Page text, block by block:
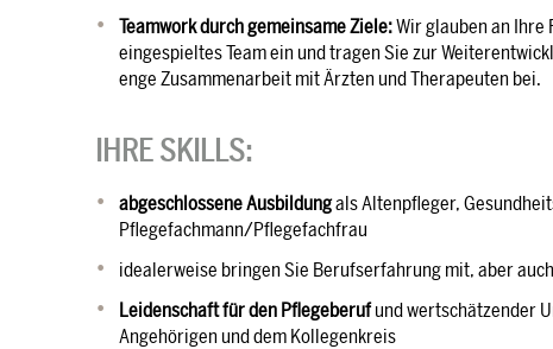
Teamwork durch gemeinsame Ziele:Wir glauben an Ihre
eingespieltes Team ein und tragen Sie zur
enge Zusammenarbeit mit Ärzten und Therapeuten bei.
IHRE SKILLS:
abgeschlossene Ausbildungals Altenpfleger,
Pflegefachmann/Pflegefachfrau
idealerweise bringen Sie Berufserfahrung mit, aber
Leidenschaft für den Pflegeberufund wertschätzender
Angehörigen und dem Kollegenkreis